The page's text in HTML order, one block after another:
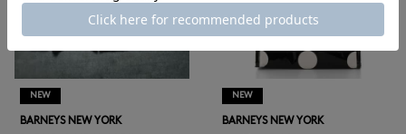
NEW
BARNEYS NEW YORK
NEW
BARNEYS NEW YORK